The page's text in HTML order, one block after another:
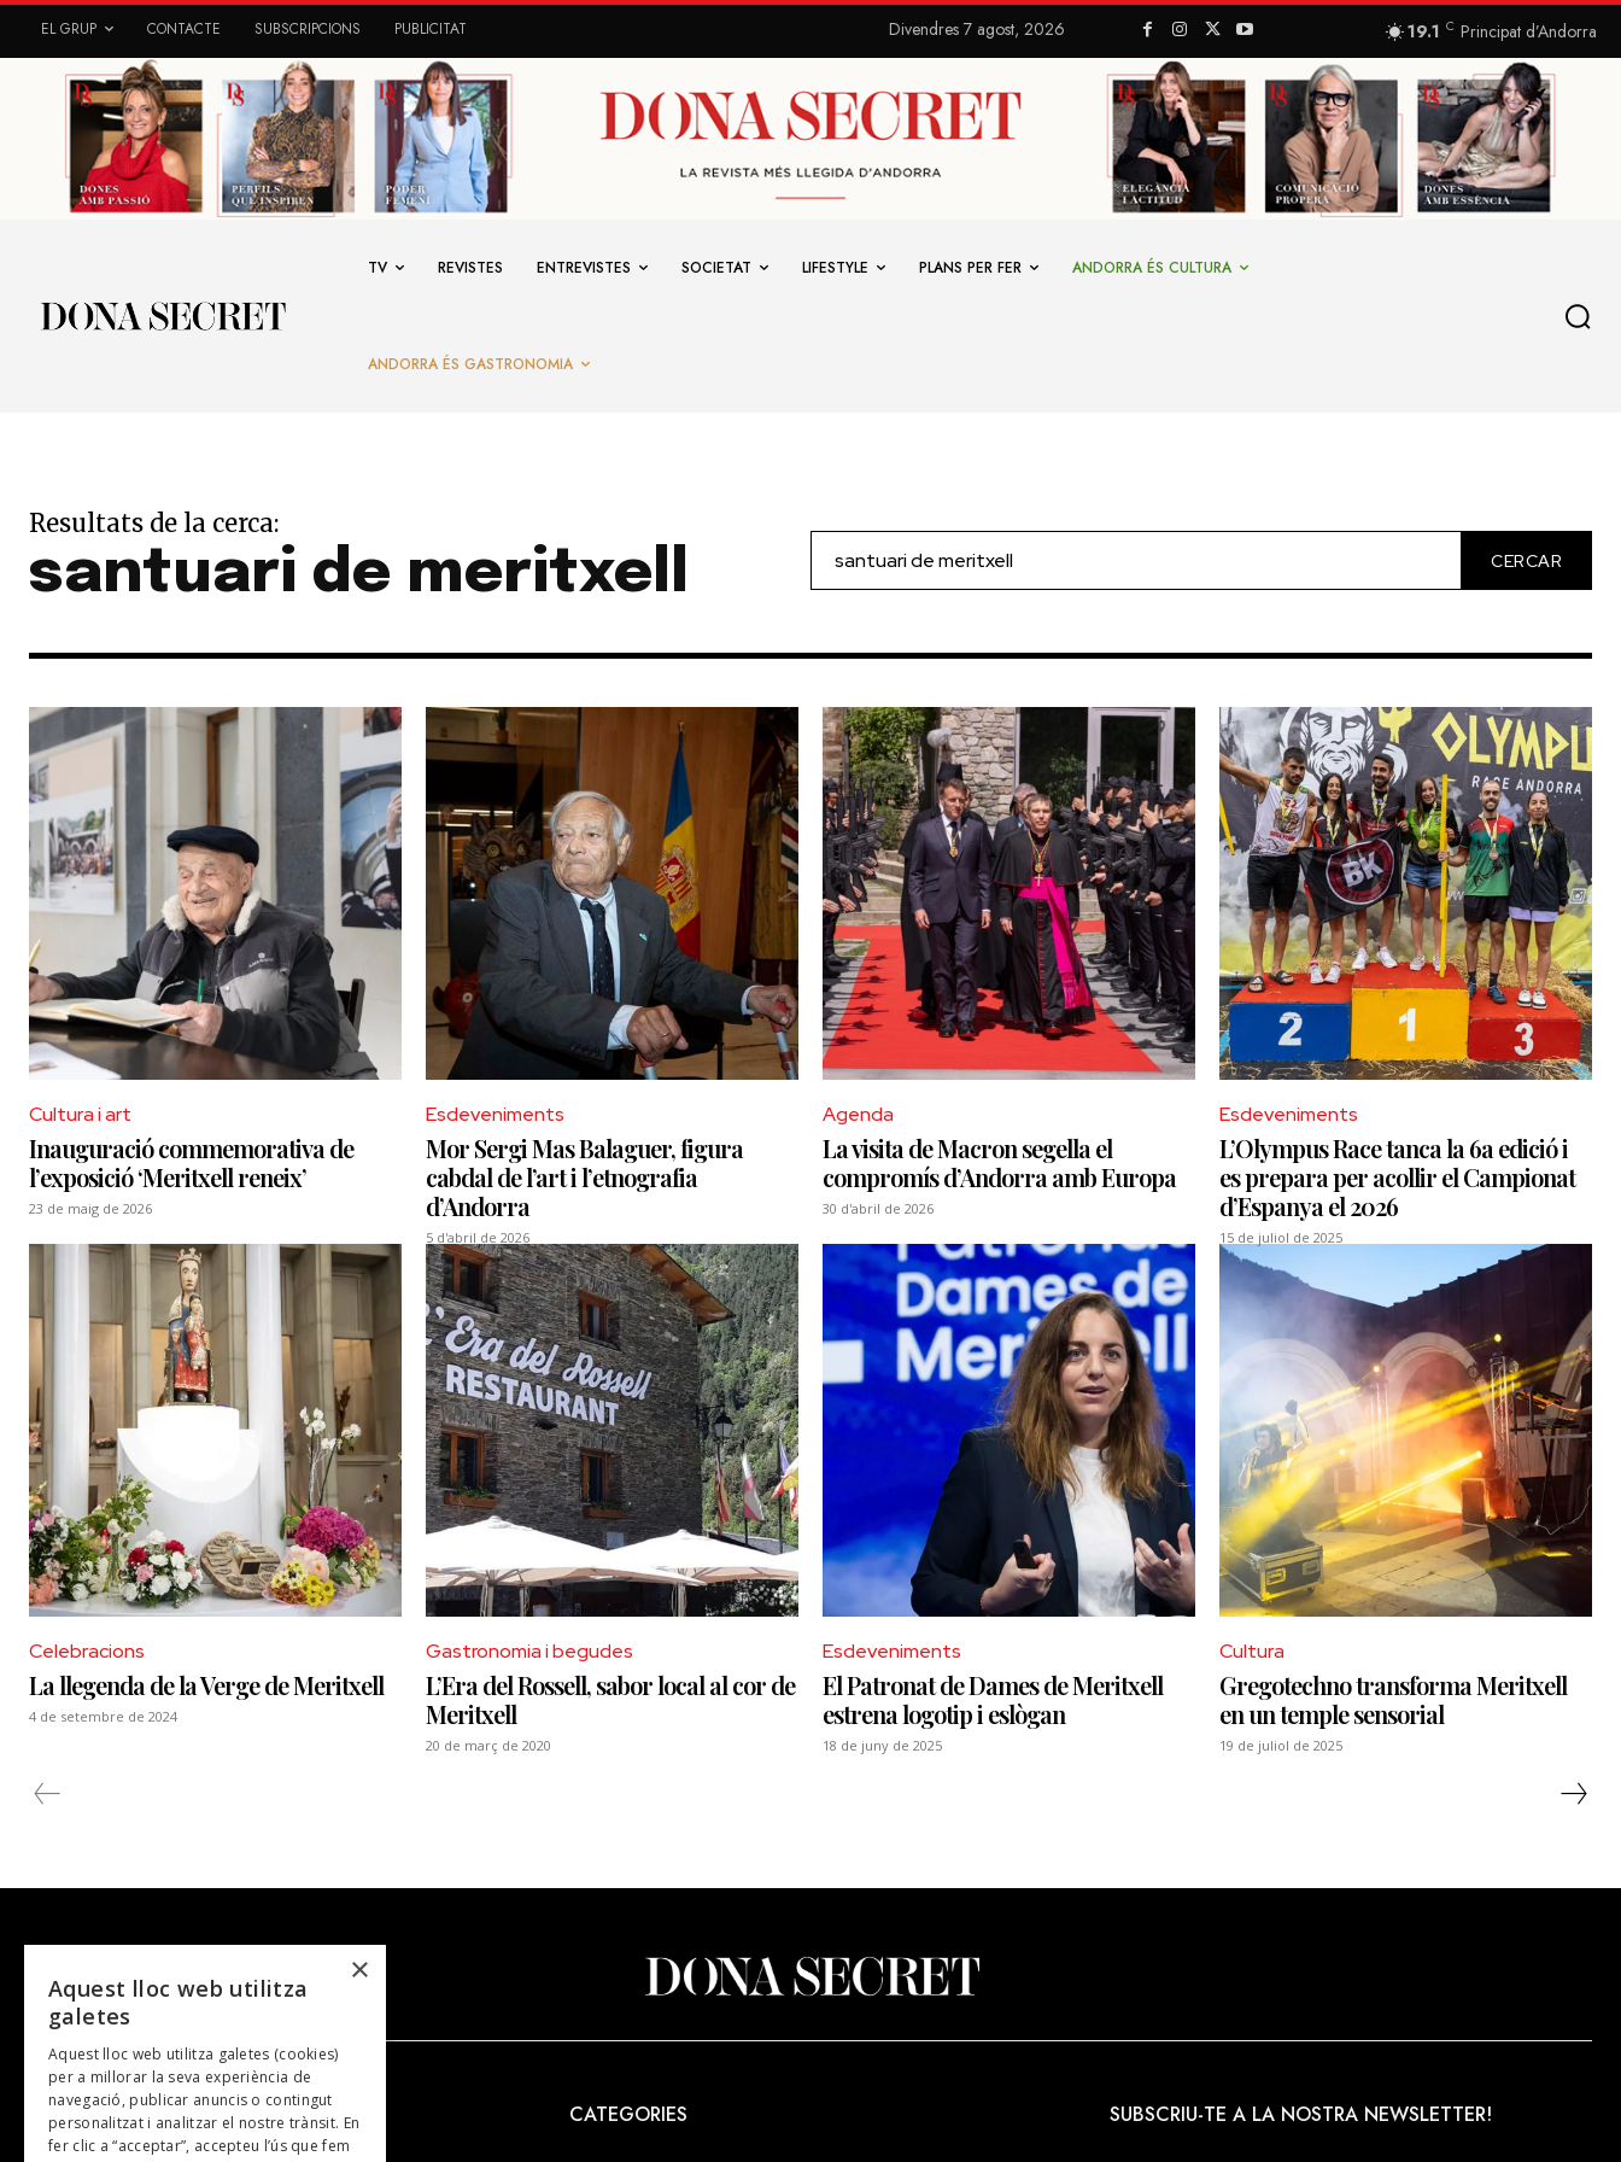
EL GRUP CONTACTE SUBSCRIPCIONS PUBLICITAT Divendres 7 agost, 2026 19.1 C Principat d’Andorra
TV REVISTES ENTREVISTES SOCIETAT LIFESTYLE PLANS PER FER ANDORRA ÉS CULTURA
ANDORRA ÉS GASTRONOMIA
Resultats de la cerca:
santuari de meritxell CERCAR
Cultura i art
Inauguració commemorativa de
l’exposició ‘Meritxell reneix’
23 de maig de 2026
Esdeveniments
Mor Sergi Mas Balaguer, figura
cabdal de l’art i l’etnografia
d’Andorra
5 d'abril de 2026
Agenda
La visita de Macron segella el
compromís d’Andorra amb Europa
30 d'abril de 2026
Esdeveniments
L’Olympus Race tanca la 6a edició i
es prepara per acollir el Campionat
d’Espanya el 2026
15 de juliol de 2025
Celebracions
La llegenda de la Verge de Meritxell
4 de setembre de 2024
Gastronomia i begudes
L’Era del Rossell, sabor local al cor de
Meritxell
20 de març de 2020
Esdeveniments
El Patronat de Dames de Meritxell
estrena logotip i eslògan
18 de juny de 2025
Cultura
Gregotechno transforma Meritxell
en un temple sensorial
19 de juliol de 2025
NOSALTRES CATEGORIES SUBSCRIU-TE A LA NOSTRA NEWSLETTER!
×
Aquest lloc web utilitza
galetes
Aquest lloc web utilitza galetes (cookies)
per a millorar la seva experiència de
navegació, publicar anuncis o contingut
personalitzat i analitzar el nostre trànsit. En
fer clic a “acceptar”, accepteu l’ús que fem